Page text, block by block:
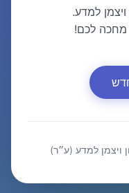
למדע.
לכם!
ויצמן למדע (ע״ר)